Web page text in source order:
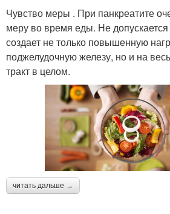
Чувство меры . При панкреатите
меру во время еды. Не допускается
создает не только повышенную
поджелудочную железу, но и на
тракт в целом.
читать дальше →